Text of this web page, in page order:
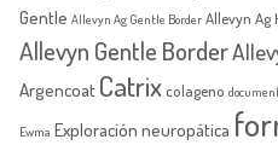
Gentle Allevyn Ag Gentle Border Allevyn Ag
Allevyn Gentle Border
Argencoat Catrix colageno
Ewma Exploración neuropática